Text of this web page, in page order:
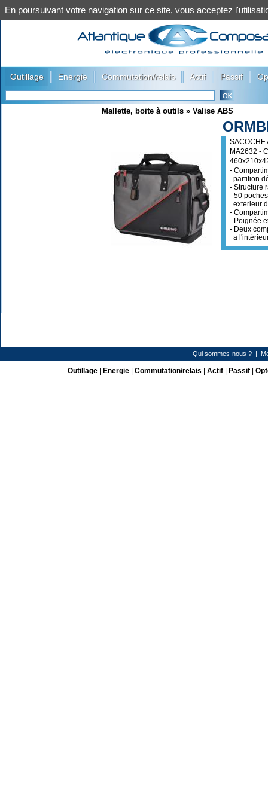
Outillage Energie Commutation/relais Actif Passif
Mallette, boite à outils » Valise ABS
SACOCHE
MA2632 -
-
partition
- Structure
- 50
exterieur
-
- Poignée
- Deux
a
Qui sommes-nous ? |
Outillage| Energie| Commutation/relais Actif| Passif|
En poursuivant votre navigation sur ce site, vous acceptez